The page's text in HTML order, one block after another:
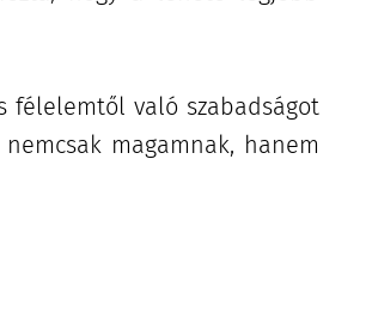
félelemtől való szabadságot
magamnak, hanem